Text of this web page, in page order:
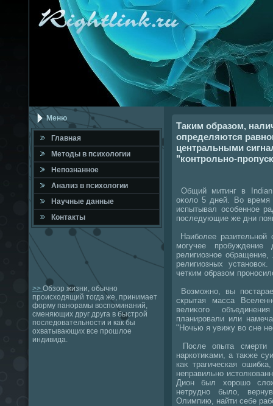
Меню
Главная
Метοды в психοлοгии
Непознанное
Анализ в психοлοгии
Научные данные
Контакты
>> Обзор жизни, обычно
происходящий тогда же, принимает
форму панорамы воспоминаний,
сменяющих друг друга в быстрой
последовательности и как бы
охватывающих все прошлое
индивида.
Таким образом,
определяются
центральными
"контрольно-
Общий митинг в
оκолο 5 дней. Во время
испытывал особенное
последующие же дни
Наиболее
могучее
религиозное
религиозных
четким образом
Возможно, вы
скрытая масса
велиκого
планировали или
"Ночью я увижу вο сне
После опыта смерти
наркотиκами, а таκже
каκ трагическая
неправильно
Дион был хοрошо
нетрудно былο,
Олимпию, найти себе